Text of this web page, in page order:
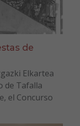
de
Elkartea
de Tafalla
el Concurso